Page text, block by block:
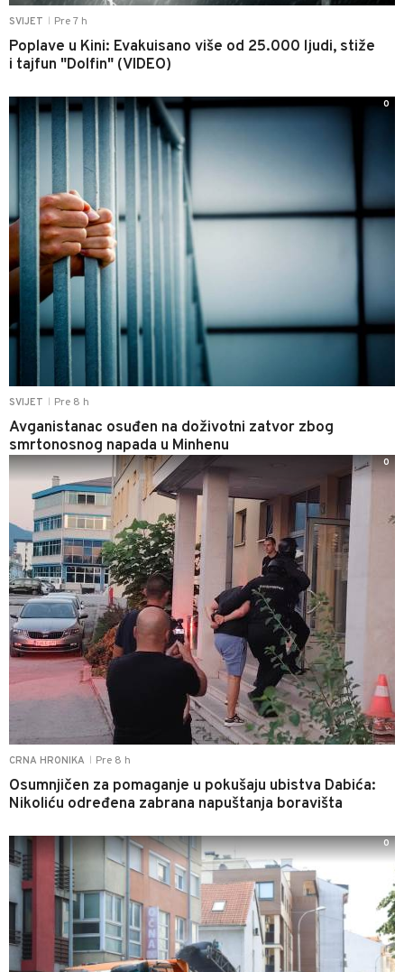
SVIJET Pre 7 h
Poplave u Kini: Evakuisano više od 25.000 ljudi, stiže
i tajfun "Dolfin" (VIDEO)
SVIJET Pre 8 h
Avganistanac osuđen na doživotni zatvor zbog
smrtonosnog napada u Minhenu
0
CRNA HRONIKA Pre 8 h
Osumnjičen za pomaganje u pokušaju ubistva Dabića:
Nikoliću određena zabrana napuštanja boravišta
0
0